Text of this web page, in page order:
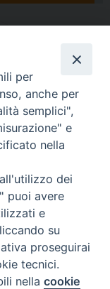
ALBANO
06.9323844
- 13:00
- 12:30
Cookie
per
anche per
semplici",
e
nella
dei
puoi avere
e
su
proseguirai
tecnici.
nellacookie